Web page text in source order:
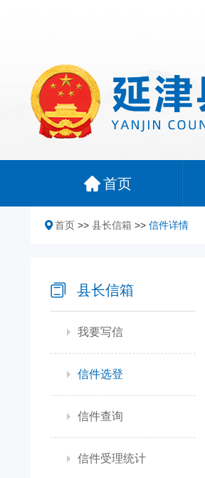
首页
首页 >> 县长信箱 >> 信件详情
县长信箱
我要写信
信件选登
信件查询
信件受理统计